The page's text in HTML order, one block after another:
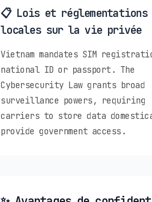
📋 Lois et réglementations
locales sur la vie privée
Vietnam mandates SIM
national ID or passport. The
Cybersecurity Law grants broad
surveillance powers, requiring
carriers to store data
provide government access.